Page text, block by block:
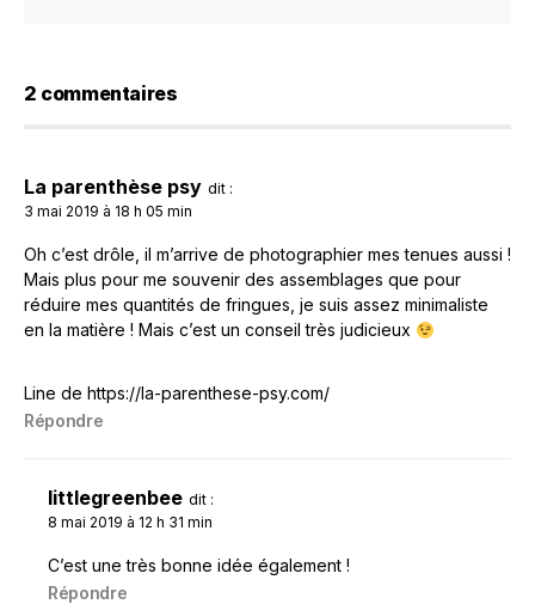
2 commentaires
La parenthèse psy dit :
3 mai 2019 à 18 h 05 min
Oh c’est drôle, il m’arrive de photographier mes tenues aussi !
Mais plus pour me souvenir des assemblages que pour
réduire mes quantités de fringues, je suis assez minimaliste
en la matière ! Mais c’est un conseil très judicieux
Line de https://la-parenthese-psy.com/
Répondre
littlegreenbee dit :
8 mai 2019 à 12 h 31 min
C’est une très bonne idée également !
Répondre